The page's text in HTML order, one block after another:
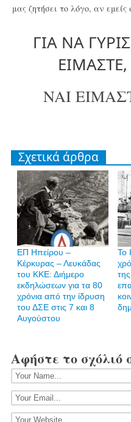
μας ζητήσει το λόγο, αν
ΓΙΑ ΝΑ
NAI
Σχετικά άρθρα
ΕΠ Ηπείρου –
Κέρκυρας – Λευκάδας
του ΚΚΕ: Διήμερο
εκδηλώσεων για τα 80
χρόνια από την ίδρυση
του ΔΣΕ στις 7 και 8
Αυγούστου
Το
Αφήστε το σχόλιό